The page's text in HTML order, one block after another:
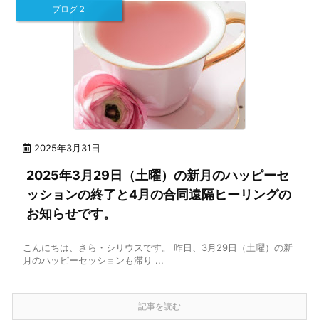
2025年3月31日
ブログ２
2025年3月29日（土曜）の新月のハッピーセ
ッションの終了と4月の合同遠隔ヒーリングの
お知らせです。
こんにちは、さら・シリウスです。 昨日、3月29日（土曜）の新
月のハッピーセッションも滞り ...
記事を読む